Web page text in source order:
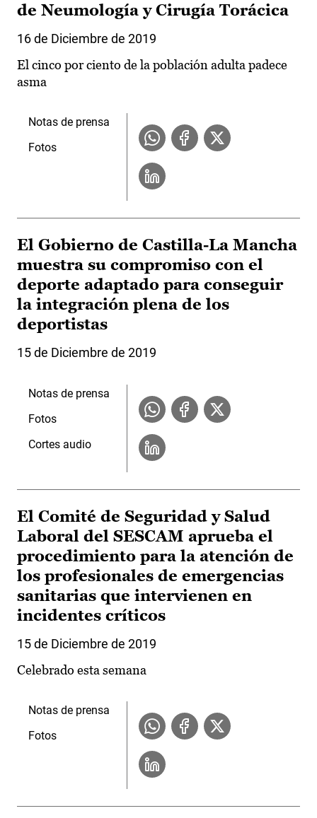
de Neumología y Cirugía Torácica
16 de Diciembre de 2019
El cinco por ciento de la población adulta padece
asma
Notas de prensa
Fotos
El Gobierno de Castilla-La Mancha
muestra su compromiso con el
deporte adaptado para conseguir
la integración plena de los
deportistas
15 de Diciembre de 2019
Notas de prensa
Fotos
Cortes audio
El Comité de Seguridad y Salud
Laboral del SESCAM aprueba el
procedimiento para la atención de
los profesionales de emergencias
sanitarias que intervienen en
incidentes críticos
15 de Diciembre de 2019
Celebrado esta semana
Notas de prensa
Fotos